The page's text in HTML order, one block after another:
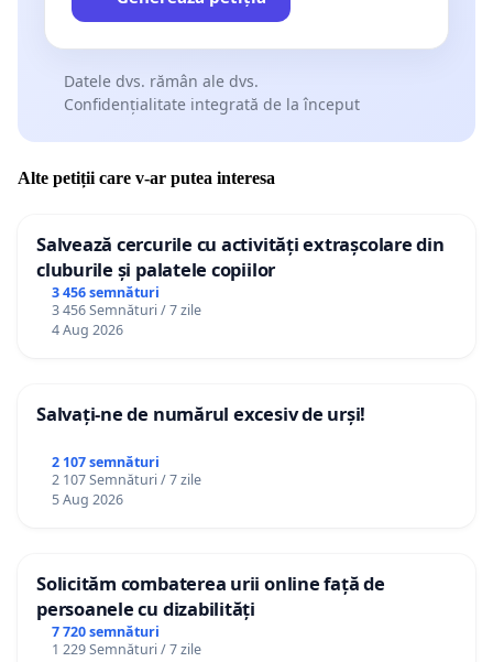
Datele dvs. rămân ale dvs.
Confidențialitate integrată de la început
Alte petiții care v-ar putea interesa
Salvează cercurile cu activități extrașcolare din
cluburile și palatele copiilor
3 456 semnături
3 456 Semnături / 7 zile
4 Aug 2026
Salvați-ne de numărul excesiv de urși!
2 107 semnături
2 107 Semnături / 7 zile
5 Aug 2026
Solicităm combaterea urii online față de
persoanele cu dizabilități
7 720 semnături
1 229 Semnături / 7 zile